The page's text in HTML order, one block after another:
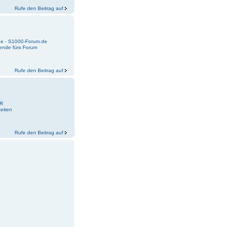
Rufe den Beitrag auf
- S1000-Forum.de
fürs Forum
Rufe den Beitrag auf
Rufe den Beitrag auf